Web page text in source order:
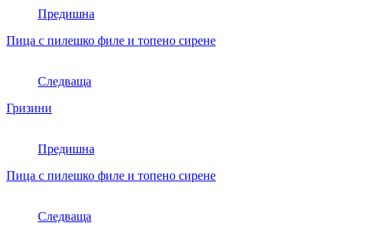
Предишна
Пица с пилешко филе и топено сирене
Следваща
Гризини
Предишна
Пица с пилешко филе и топено сирене
Следваща